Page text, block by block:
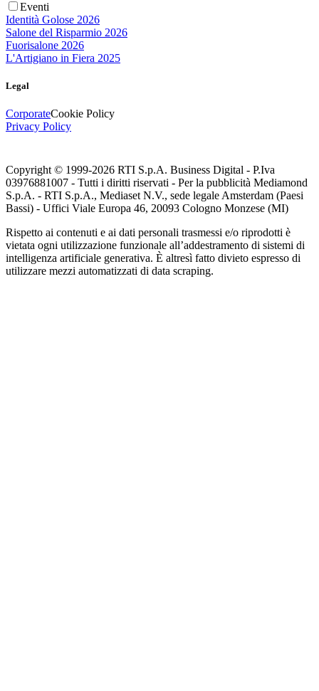
Eventi
Identità Golose 2026
Salone del Risparmio 2026
Fuorisalone 2026
L'Artigiano in Fiera 2025
Legal
CorporateCookie Policy
Privacy Policy
Copyright © 1999-2026 RTI S.p.A. Business Digital - P.Iva
03976881007 - Tutti i diritti riservati - Per la pubblicità Mediamond
S.p.A. - RTI S.p.A., Mediaset N.V., sede legale Amsterdam (Paesi
Bassi) - Uffici Viale Europa 46, 20093 Cologno Monzese (MI)
Rispetto ai contenuti e ai dati personali trasmessi e/o riprodotti è
vietata ogni utilizzazione funzionale all’addestramento di sistemi di
intelligenza artificiale generativa. È altresì fatto divieto espresso di
utilizzare mezzi automatizzati di data scraping.